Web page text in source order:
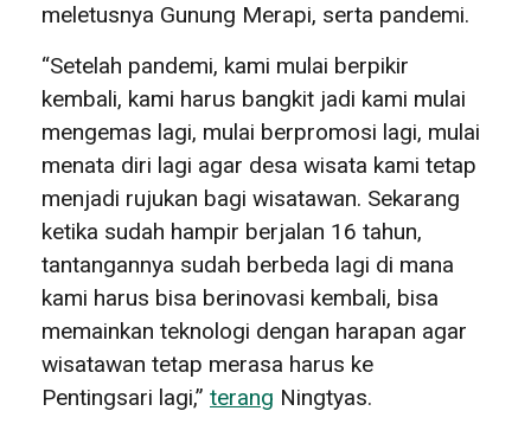
meletusnya Gunung Merapi, serta pandemi.
“Setelah pandemi, kami mulai berpikir
kembali, kami harus bangkit jadi kami mulai
mengemas lagi, mulai berpromosi lagi, mulai
menata diri lagi agar desa wisata kami tetap
menjadi rujukan bagi wisatawan. Sekarang
ketika sudah hampir berjalan 16 tahun,
tantangannya sudah berbeda lagi di mana
kami harus bisa berinovasi kembali, bisa
memainkan teknologi dengan harapan agar
wisatawan tetap merasa harus ke
Pentingsari lagi,” terang Ningtyas.